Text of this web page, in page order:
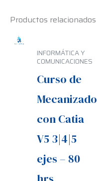
Productos relacionados
INFORMÁTICA Y
COMUNICACIONES
Curso de
Mecanizado
con Catia
V5 3|4|5
ejes – 80